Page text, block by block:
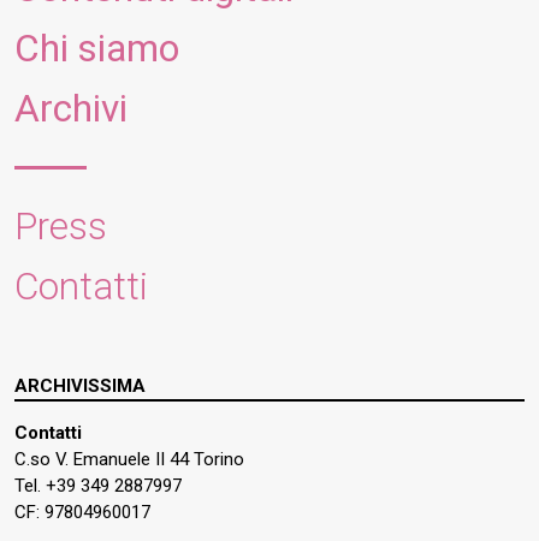
Chi siamo
Archivi
Press
Contatti
ARCHIVISSIMA
Contatti
C.so V. Emanuele II 44 Torino
Tel. +39 349 2887997
CF: 97804960017